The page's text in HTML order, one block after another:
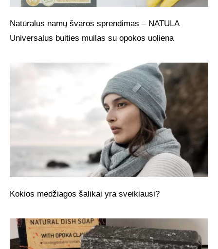
Natūralus namų švaros sprendimas – NATULA
Universalus buities muilas su opokos uoliena
Kokios medžiagos šalikai yra sveikiausi?